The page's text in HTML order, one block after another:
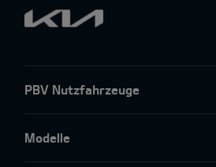
PBV Nutzfahrzeuge
Modelle